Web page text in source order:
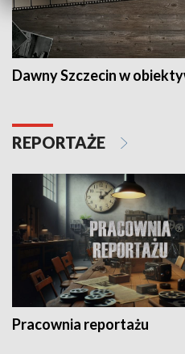
Dawny Szczecin w
REPORTAŻE
Pracownia reportażu